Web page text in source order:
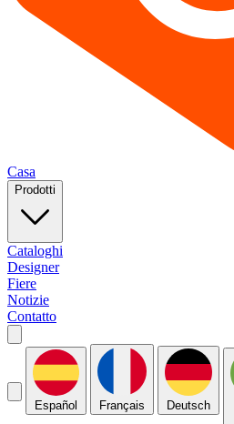
Casa
Prodotti
Cataloghi
Designer
Fiere
Notizie
Contatto
Español Français Deutsch